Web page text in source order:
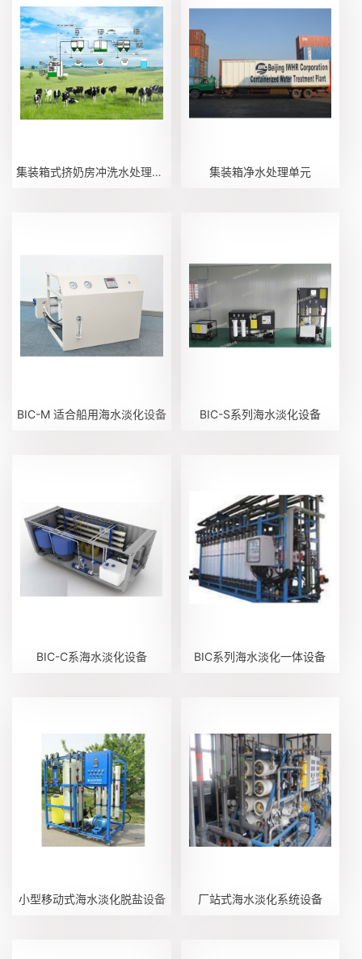
集装箱式挤奶房冲洗水处理回用机 集装箱净水处理单元
BIC-M 适合船用海水淡化设备 BIC-S系列海水淡化设备
BIC-C系海水淡化设备 BIC系列海水淡化一体设备
小型移动式海水淡化脱盐设备 厂站式海水淡化系统设备